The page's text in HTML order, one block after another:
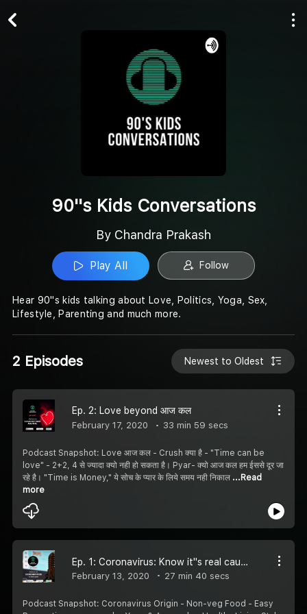
90''s Kids Conversations
By Chandra Prakash
Play All Follow
Hear 90''s kids talking about Love, Politics, Yoga, Sex,
Lifestyle, Parenting and much more.
2 Episodes Newest to Oldest
Ep. 2: Love beyond आज कल
February 17, 2020 33 min 59 secs
Podcast Snapshot: Love आज कल - Crush क्या है - "Time can be
love" - 2+2, 4 से ज्यादा क्यो नही हो सकता है। Pyar- क्यो आज कल हम ईससे दूर जा
रहे है। "Time is Money," ये सोच के प्यार के लिये समय नही निकाल ...Read
more
Ep. 1: Coronavirus: Know it''s real cause & Prevention
February 13, 2020 27 min 40 secs
Podcast Snapshot: Coronavirus Origin - Non-veg Food - Easy